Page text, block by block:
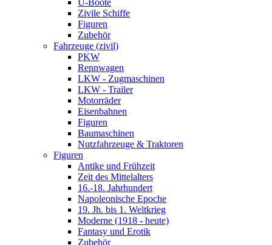
U-Boote
Zivile Schiffe
Figuren
Zubehör
Fahrzeuge (zivil)
PKW
Rennwagen
LKW - Zugmaschinen
LKW - Trailer
Motorräder
Eisenbahnen
Figuren
Baumaschinen
Nutzfahrzeuge & Traktoren
Figuren
Antike und Frühzeit
Zeit des Mittelalters
16.-18. Jahrhundert
Napoleonische Epoche
19. Jh. bis 1. Weltkrieg
Moderne (1918 - heute)
Fantasy und Erotik
Zubehör